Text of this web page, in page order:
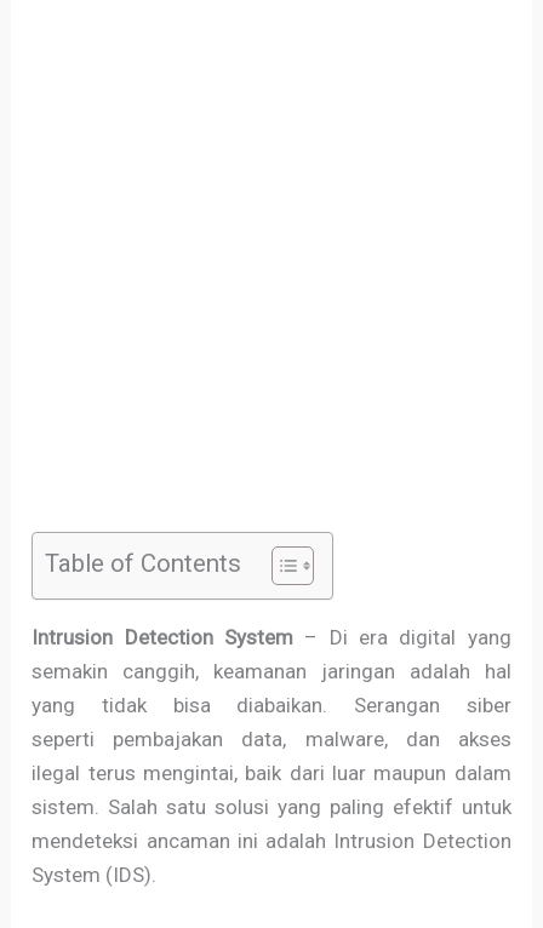
Table of Contents
Intrusion Detection System– Di era digital yang
semakin canggih, keamanan jaringan adalah hal
yang tidak bisa diabaikan. Serangan siber
seperti pembajakan data, malware, dan akses
ilegal terus mengintai, baik dari luar maupun dalam
sistem. Salah satu solusi yang paling efektif untuk
mendeteksi ancaman ini adalah Intrusion Detection
System (IDS).